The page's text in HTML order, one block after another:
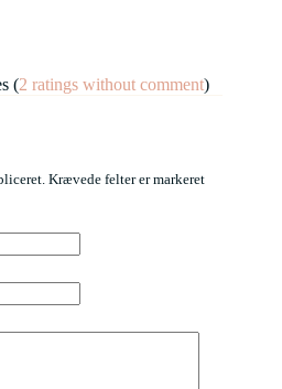
(2 ratings without comment)
Krævede felter er markeret